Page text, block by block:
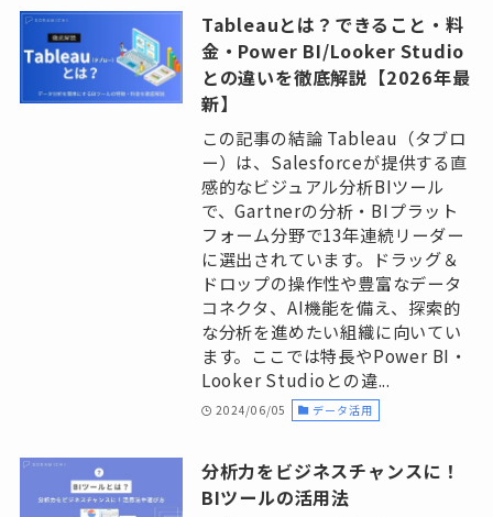
Tableauとは？できること・料
金・Power BI/Looker Studio
との違いを徹底解説【2026年最
新】
この記事の結論 Tableau（タブロ
ー）は、Salesforceが提供する直
感的なビジュアル分析BIツール
で、Gartnerの分析・BIプラット
フォーム分野で13年連続リーダー
に選出されています。ドラッグ＆
ドロップの操作性や豊富なデータ
コネクタ、AI機能を備え、探索的
な分析を進めたい組織に向いてい
ます。ここでは特長やPower BI・
Looker Studioとの違...
2024/06/05 データ活用
分析力をビジネスチャンスに！
BIツールの活用法